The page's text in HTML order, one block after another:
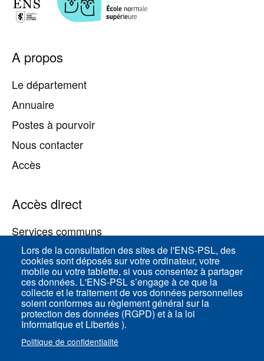
Lors de la consultation des sites de l'ENS-PSL, des
cookies sont déposés sur votre ordinateur, votre
mobile ou votre tablette, si vous consentez à partager
ces données. L'ENS-PSL s’engage à ce que la
collecte et le traitement de vos données personnelles
soient conformes au règlement général sur la
protection des données (RGPD) et à la loi
Informatique et Libertés ).
Politique de confidentialité
Pied
de
A propos
Le département
Annuaire
Postes à pourvoir
Nous contacter
Accès
Accès direct
Services communs
ENS-PSL Physique
Plan du site
Mentions légales
Politique de confidentialité